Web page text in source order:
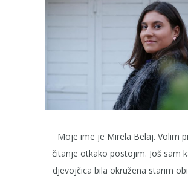
Moje ime je Mirela Belaj. Volim
čitanje otkako postojim. Još sam
djevojčica bila okružena starim